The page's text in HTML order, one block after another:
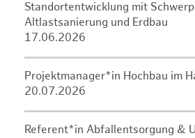
Standortentwicklung mit
Altlastsanierung und Erdbau
17.06.2026
Projektmanager*in Hochbau im
20.07.2026
Referent*in Abfallentsorgung &